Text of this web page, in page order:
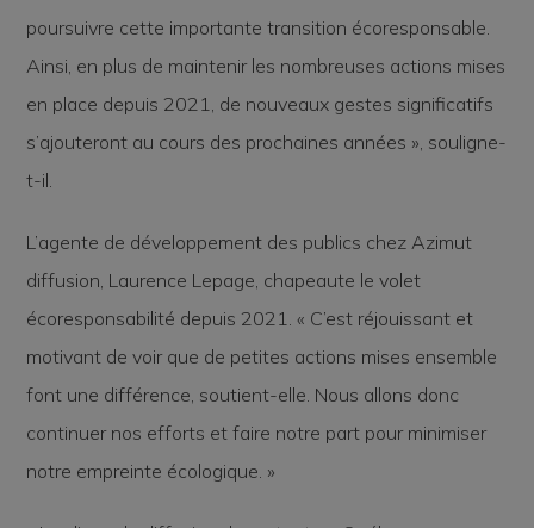
poursuivre cette importante transition écoresponsable.
Ainsi, en plus de maintenir les nombreuses actions mises
en place depuis 2021, de nouveaux gestes significatifs
s’ajouteront au cours des prochaines années », souligne-
t-il.
L’agente de développement des publics chez Azimut
diffusion, Laurence Lepage, chapeaute le volet
écoresponsabilité depuis 2021. « C’est réjouissant et
motivant de voir que de petites actions mises ensemble
font une différence, soutient-elle. Nous allons donc
continuer nos efforts et faire notre part pour minimiser
notre empreinte écologique. »